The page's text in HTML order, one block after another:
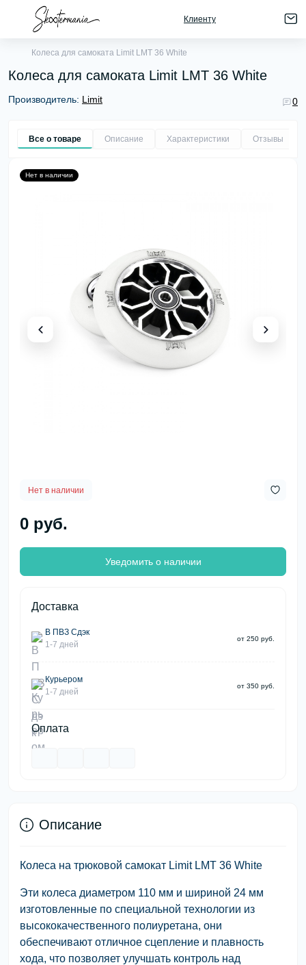
Клиенту
Колеса для самоката Limit LMT 36 White
Колеса для самоката Limit LMT 36 White
Производитель: Limit 0
Все о товаре Описание Характеристики Отзывы
Нет в наличии
Нет в наличии
0 руб.
Уведомить о наличии
Доставка
В ПВЗ Сдэк
1-7 дней
от 250 руб.
Курьером
1-7 дней
от 350 руб.
Оплата
Описание
Колеса на трюковой самокат Limit LMT 36 White
Эти колеса диаметром 110 мм и шириной 24 мм
изготовленные по специальной технологии из
высококачественного полиуретана, они
обеспечивают отличное сцепление и плавность
хода, что позволяет улучшать контроль над